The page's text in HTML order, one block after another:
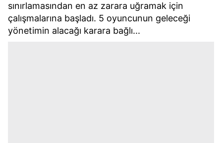
sınırlamasından en az zarara uğramak için
çalışmalarına başladı. 5 oyuncunun geleceği
yönetimin alacağı karara bağlı...